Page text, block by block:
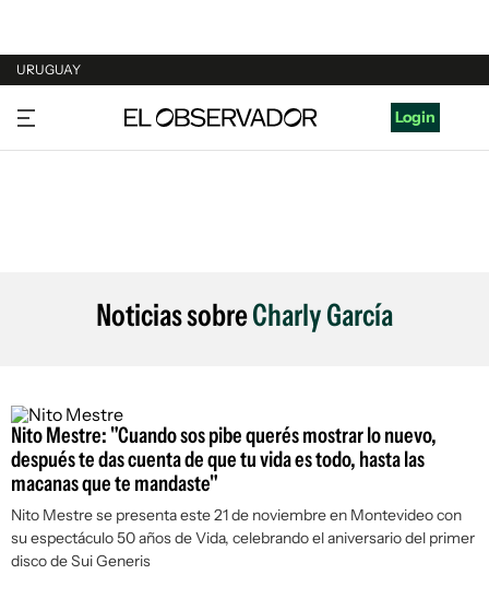
URUGUAY
URUGUAY
ARGENTINA
Login
Noticias sobreCharly García
Nito Mestre: "Cuando sos pibe querés mostrar lo nuevo,
después te das cuenta de que tu vida es todo, hasta las
macanas que te mandaste"
Nito Mestre se presenta este 21 de noviembre en Montevideo con
su espectáculo 50 años de Vida, celebrando el aniversario del primer
disco de Sui Generis